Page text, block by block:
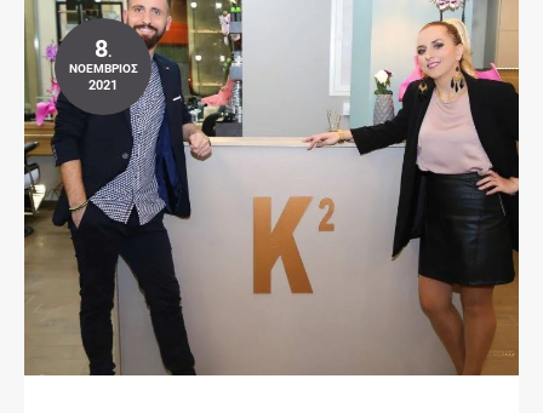
8.
ΝΟΈΜΒΡΙΟΣ
2021